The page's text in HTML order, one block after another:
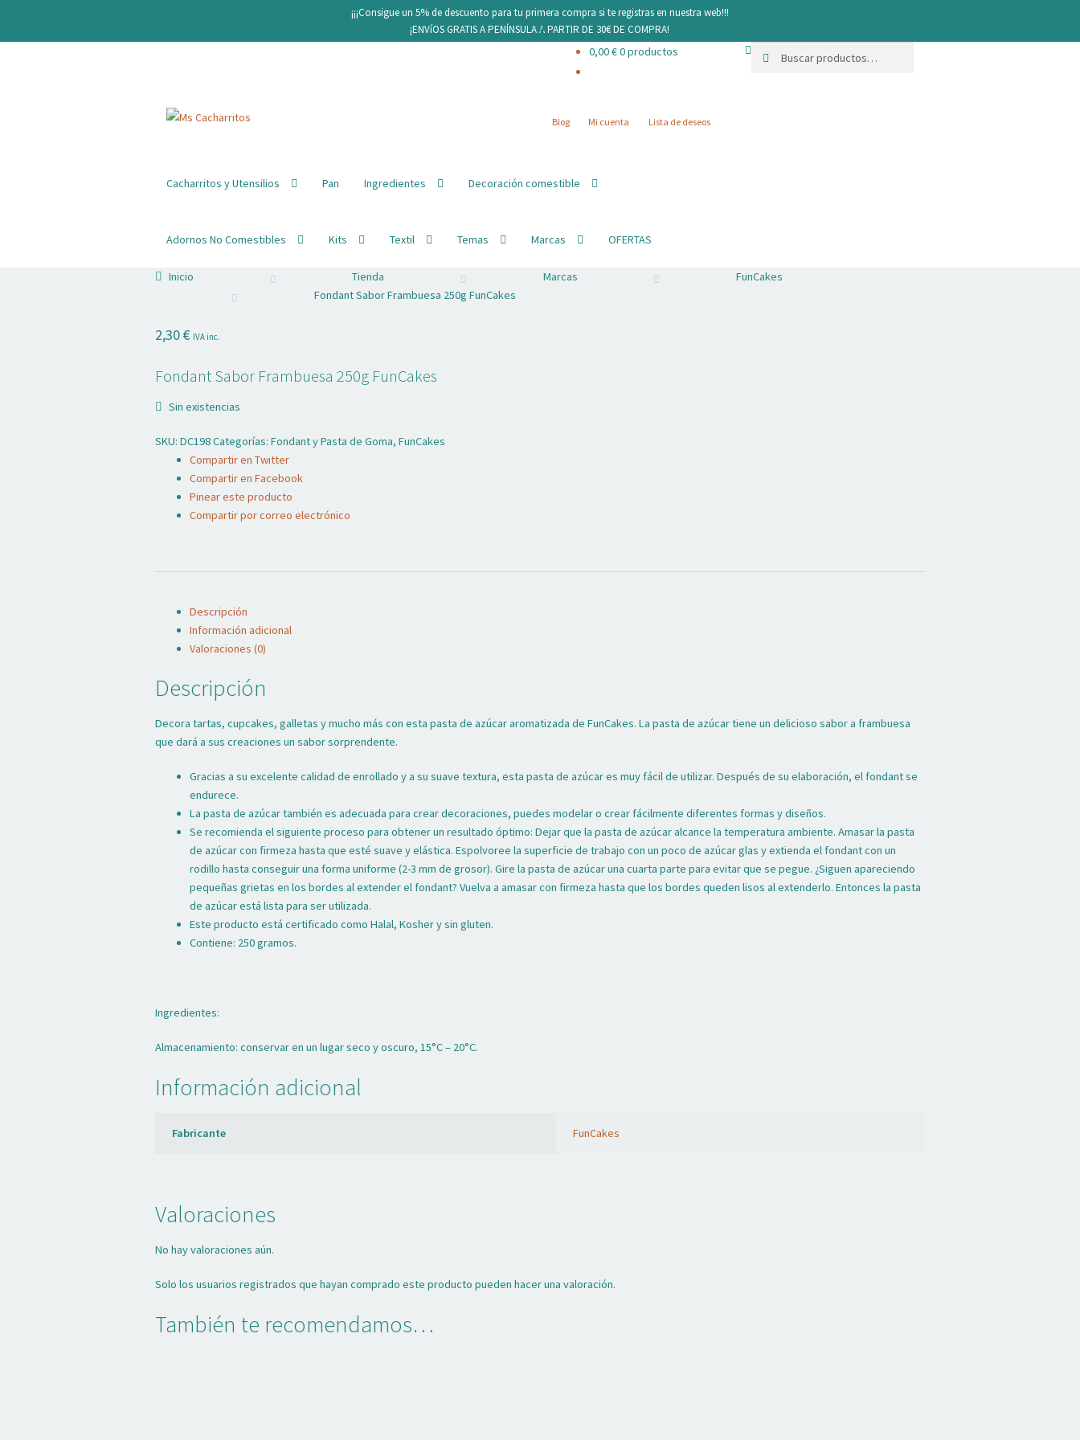
¡¡¡Consigue un 5% de descuento para tu primera compra si te registras en nuestra web!!!
¡ENVíOS GRATIS A PENÍNSULA A PARTIR DE 30€ DE COMPRA!
Buscar
0,00€0 productos
navegación
Blog Mi cuenta Lista de deseos
Cacharritos y Utensilios Pan Ingredientes Decoración comestible
Adornos No Comestibles Kits Textil Temas Marcas OFERTAS
Inicio Tienda Marcas
FunCakes
Fondant Sabor Frambuesa 250g FunCakes
2,30€ IVA inc.
Fondant Sabor Frambuesa 250g FunCakes
Sin existencias
SKU:DC198Categorías:Fondant y Pasta de Goma,FunCakes
Compartir en Twitter
Compartir en Facebook
Pinear este producto
Compartir por correo electrónico
Descripción
Información adicional
Valoraciones (0)
Descripción
Decora tartas, cupcakes, galletas y mucho más con esta pasta de azúcar aromatizada de FunCakes. La pasta de azúcar tiene un delicioso sabor a frambuesa
que dará a sus creaciones un sabor sorprendente.
Gracias a su excelente calidad de enrollado y a su suave textura, esta pasta de azúcar es muy fácil de utilizar. Después de su elaboración, el fondant se
endurece.
La pasta de azúcar también es adecuada para crear decoraciones, puedes modelar o crear fácilmente diferentes formas y diseños.
Se recomienda el siguiente proceso para obtener un resultado óptimo: Dejar que la pasta de azúcar alcance la temperatura ambiente. Amasar la pasta
de azúcar con firmeza hasta que esté suave y elástica. Espolvoree la superficie de trabajo con un poco de azúcar glas y extienda el fondant con un
rodillo hasta conseguir una forma uniforme (2-3 mm de grosor). Gire la pasta de azúcar una cuarta parte para evitar que se pegue. ¿Siguen apareciendo
pequeñas grietas en los bordes al extender el fondant? Vuelva a amasar con firmeza hasta que los bordes queden lisos al extenderlo. Entonces la pasta
de azúcar está lista para ser utilizada.
Este producto está certificado como Halal, Kosher y sin gluten.
Contiene: 250 gramos.
Ingredientes:
Almacenamiento: conservar en un lugar seco y oscuro, 15°C – 20°C.
Información adicional
Fabricante FunCakes
Valoraciones
No hay valoraciones aún.
Solo los usuarios registrados que hayan comprado este producto pueden hacer una valoración.
También te recomendamos…